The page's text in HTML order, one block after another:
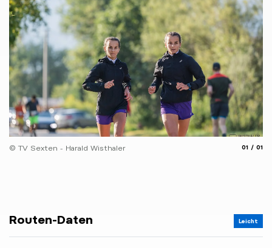
© TV Sexten - Harald Wisthaler 01 01
Routen-Daten Leicht